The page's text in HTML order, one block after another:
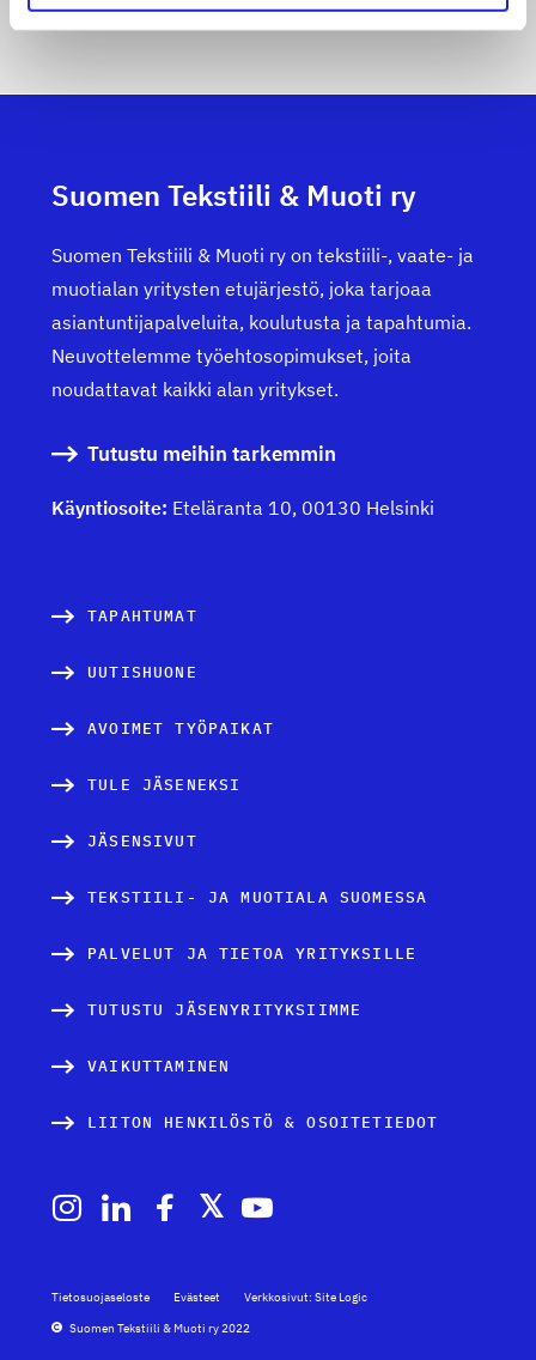
KAIKKI JÄSENYRITYKSEMME
Suomen Tekstiili & Muoti ry
Suomen Tekstiili & Muoti ry on tekstiili-, vaate- ja
muotialan yritysten etujärjestö, joka tarjoaa
asiantuntijapalveluita, koulutusta ja tapahtumia.
Neuvottelemme työehtosopimukset, joita
noudattavat kaikki alan yritykset.
Tutustu meihin tarkemmin
Käyntiosoite: Eteläranta 10, 00130 Helsinki
TAPAHTUMAT
UUTISHUONE
AVOIMET TYÖPAIKAT
TULE JÄSENEKSI
JÄSENSIVUT
TEKSTIILI- JA MUOTIALA SUOMESSA
PALVELUT JA TIETOA YRITYKSILLE
TUTUSTU JÄSENYRITYKSIIMME
VAIKUTTAMINEN
LIITON HENKILÖSTÖ & OSOITETIEDOT
Tietosuojaseloste Evästeet
Verkkosivut: Site Logic
Suomen Tekstiili & Muoti ry 2022